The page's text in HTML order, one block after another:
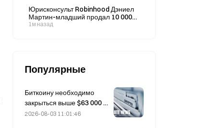
Юрисконсульт Robinhood Дэниел
Мартин-младший продал 10 000
акций по цене $90,42 3 августа.
1м назад
Популярные
Биткоину необходимо
закрыться выше $63 000 в
августе, чтобы
2026-08-03 11:01:46